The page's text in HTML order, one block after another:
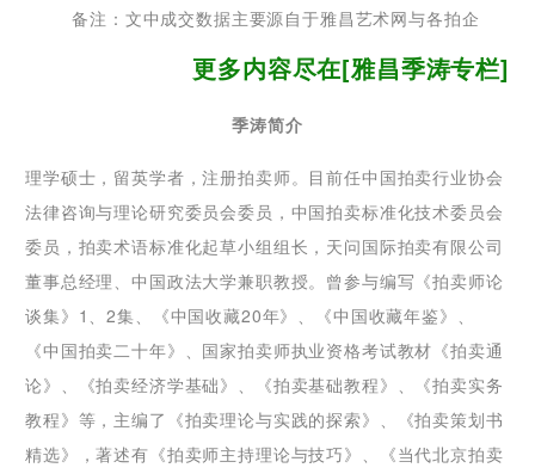
备注：文中成交数据主要源自于雅昌艺术网与各拍企
更多内容尽在[雅昌季涛专栏]
季涛简介
理学硕士，留英学者，注册拍卖师。目前任中国拍卖行业协会
法律咨询与理论研究委员会委员，中国拍卖标准化技术委员会
委员，拍卖术语标准化起草小组组长，天问国际拍卖有限公司
董事总经理、中国政法大学兼职教授。曾参与编写《拍卖师论
谈集》1、2集、《中国收藏20年》、《中国收藏年鉴》、
《中国拍卖二十年》、国家拍卖师执业资格考试教材《拍卖通
论》、《拍卖经济学基础》、《拍卖基础教程》、《拍卖实务
教程》等，主编了《拍卖理论与实践的探索》、《拍卖策划书
精选》，著述有《拍卖师主持理论与技巧》、《当代北京拍卖